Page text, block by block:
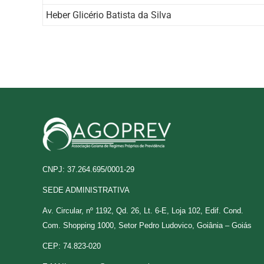
Heber Glicério Batista da Silva
CNPJ: 37.264.695/0001-29
SEDE ADMINISTRATIVA
Av. Circular, nº 1192, Qd. 26, Lt. 6-E, Loja 102, Edif. Cond.
Com. Shopping 1000, Setor Pedro Ludovico, Goiânia – Goiás
CEP: 74.823-020